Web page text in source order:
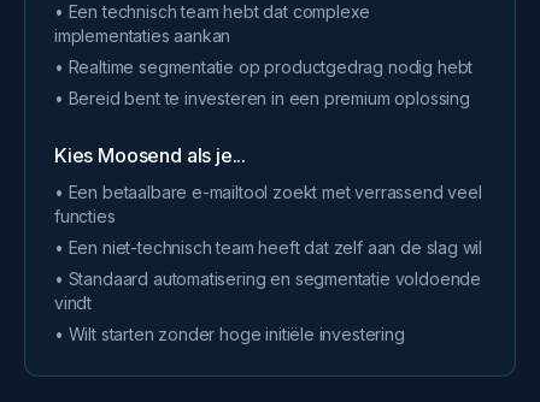
• Een technisch team hebt dat complexe
implementaties aankan
• Realtime segmentatie op productgedrag nodig hebt
• Bereid bent te investeren in een premium oplossing
Kies Moosend als je...
• Een betaalbare e-mailtool zoekt met verrassend veel
functies
• Een niet-technisch team heeft dat zelf aan de slag wil
• Standaard automatisering en segmentatie voldoende
vindt
• Wilt starten zonder hoge initiële investering